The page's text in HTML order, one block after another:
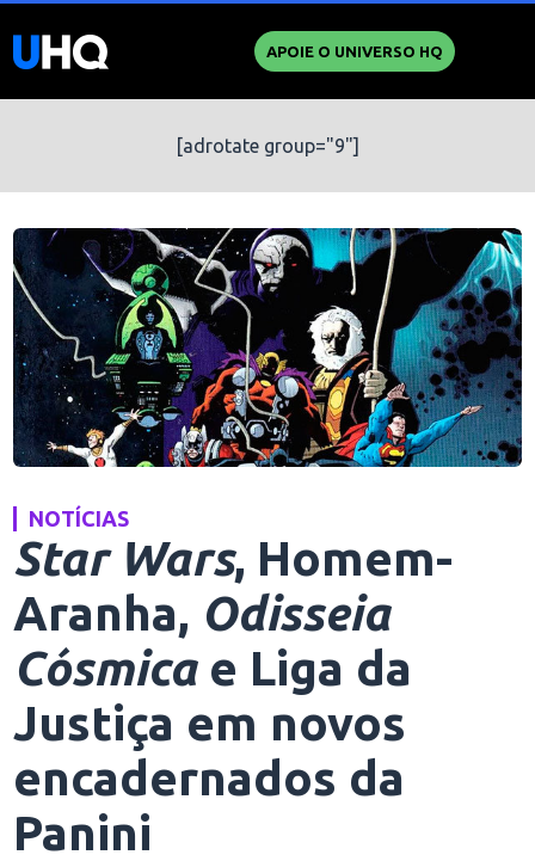
APOIE O UNIVERSO HQ
[adrotate group="9"]
NOTÍCIAS
Star Wars, Homem-
Aranha, Odisseia
Cósmicae Liga da
Justiça em novos
encadernados da
Panini